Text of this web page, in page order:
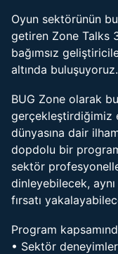
Oyun sektörünün
getiren Zone Talks
bağımsız
altında buluşuyoruz.
BUG Zone olarak
gerçekleştirdiğimiz
dünyasına dair
dopdolu bir
sektör
dinleyebilecek,
fırsatı
Program
• Sektör